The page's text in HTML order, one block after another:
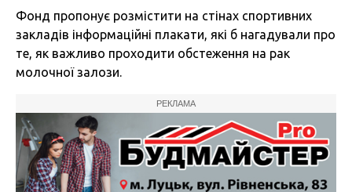
Фонд пропонує розмістити на стінах спортивних
закладів інформаційні плакати, які б нагадували про
те, як важливо проходити обстеження на рак
молочної залози.
РЕКЛАМА